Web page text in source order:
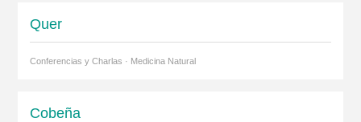
Quer
Conferencias y Charlas · Medicina Natural
Cobeña